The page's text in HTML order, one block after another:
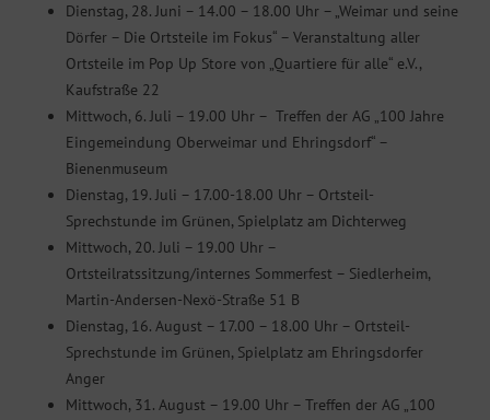
Dienstag, 28. Juni – 14.00 – 18.00 Uhr – „Weimar und seine
Dörfer – Die Ortsteile im Fokus“ – Veranstaltung aller
Ortsteile im Pop Up Store von „Quartiere für alle“ e.V.,
Kaufstraße 22
Mittwoch, 6. Juli – 19.00 Uhr – Treffen der AG „100 Jahre
Eingemeindung Oberweimar und Ehringsdorf“ –
Bienenmuseum
Dienstag, 19. Juli – 17.00-18.00 Uhr – Ortsteil-
Sprechstunde im Grünen, Spielplatz am Dichterweg
Mittwoch, 20. Juli – 19.00 Uhr –
Ortsteilratssitzung/internes Sommerfest – Siedlerheim,
Martin-Andersen-Nexö-Straße 51 B
Dienstag, 16. August – 17.00 – 18.00 Uhr – Ortsteil-
Sprechstunde im Grünen, Spielplatz am Ehringsdorfer
Anger
Mittwoch, 31. August – 19.00 Uhr – Treffen der AG „100